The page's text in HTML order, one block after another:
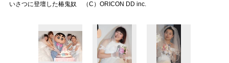
いさつに登壇した椿鬼奴 （C）ORICON DD inc.